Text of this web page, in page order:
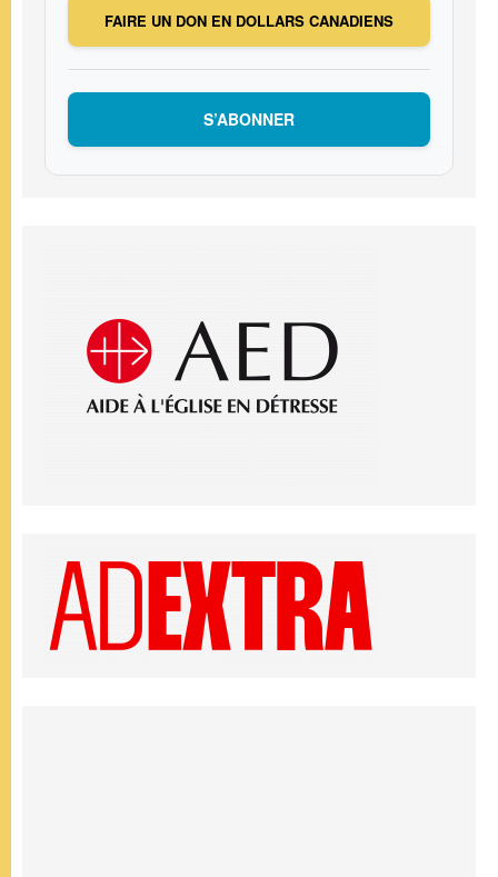
FAIRE UN DON EN DOLLARS CANADIENS
S’ABONNER